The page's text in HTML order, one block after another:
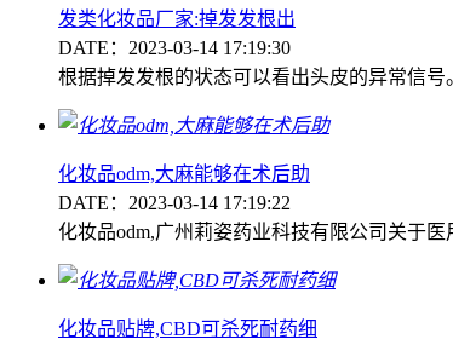
发类化妆品厂家:掉发发根出
DATE：2023-03-14 17:19:30
根据掉发发根的状态可以看出头皮的异常信
化妆品odm,大麻能够在术后助
DATE：2023-03-14 17:19:22
化妆品odm,广州莉姿药业科技有限公司关于
化妆品贴牌,CBD可杀死耐药细